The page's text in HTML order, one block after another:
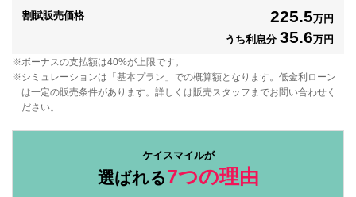
割賦販売価格 225.5万円
うち利息分 35.6万円
ボーナスの支払額は40%が上限です。
シミュレーションは「基本プラン」での概算額となります。低金利ローン
は一定の販売条件があります。詳しくは販売スタッフまでお問い合わせく
ださい。
ケイスマイルが
選ばれる7つの理由